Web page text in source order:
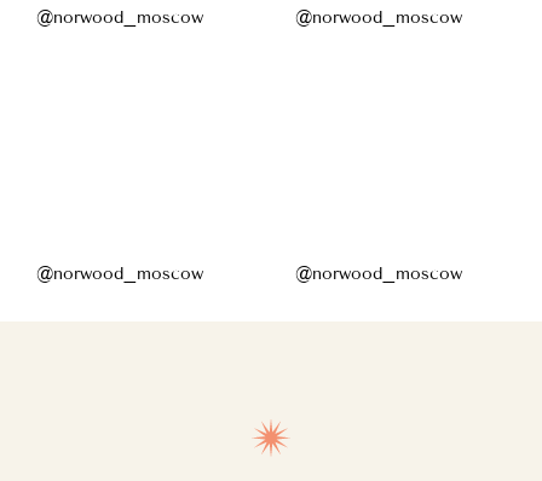
@norwood_moscow @norwood_moscow
@norwood_moscow @norwood_moscow